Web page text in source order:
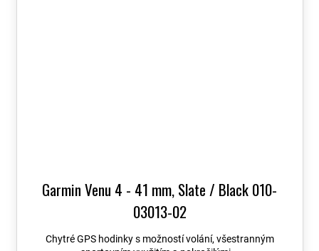
Garmin Venu 4 - 41 mm, Slate / Black 010-
03013-02
Chytré GPS hodinky s možností volání, všestranným